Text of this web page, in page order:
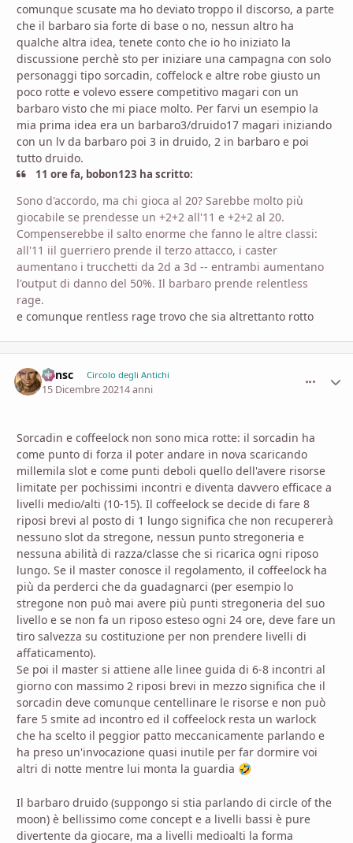
comunque scusate ma ho deviato troppo il discorso, a parte
che il barbaro sia forte di base o no, nessun altro ha
qualche altra idea, tenete conto che io ho iniziato la
discussione perchè sto per iniziare una campagna con solo
personaggi tipo sorcadin, coffelock e altre robe giusto un
poco rotte e volevo essere competitivo magari con un
barbaro visto che mi piace molto. Per farvi un esempio la
mia prima idea era un barbaro3/druido17 magari iniziando
con un lv da barbaro poi 3 in druido, 2 in barbaro e poi
tutto druido.
11 ore fa, bobon123 ha scritto:
Sono d'accordo, ma chi gioca al 20? Sarebbe molto più
giocabile se prendesse un +2+2 all'11 e +2+2 al 20.
Compenserebbe il salto enorme che fanno le altre classi:
all'11 iil guerriero prende il terzo attacco, i caster
aumentano i trucchetti da 2d a 3d -- entrambi aumentano
l'output di danno del 50%. Il barbaro prende relentless
rage.
e comunque rentless rage trovo che sia altrettanto rotto
Minsc Circolo degli Antichi
15 Dicembre 20214 anni
Sorcadin e coffeelock non sono mica rotte: il sorcadin ha
come punto di forza il poter andare in nova scaricando
millemila slot e come punti deboli quello dell'avere risorse
limitate per pochissimi incontri e diventa davvero efficace a
livelli medio/alti (10-15). Il coffeelock se decide di fare 8
riposi brevi al posto di 1 lungo significa che non recupererà
nessuno slot da stregone, nessun punto stregoneria e
nessuna abilità di razza/classe che si ricarica ogni riposo
lungo. Se il master conosce il regolamento, il coffeelock ha
più da perderci che da guadagnarci (per esempio lo
stregone non può mai avere più punti stregoneria del suo
livello e se non fa un riposo esteso ogni 24 ore, deve fare un
tiro salvezza su costituzione per non prendere livelli di
affaticamento).
Se poi il master si attiene alle linee guida di 6-8 incontri al
giorno con massimo 2 riposi brevi in mezzo significa che il
sorcadin deve comunque centellinare le risorse e non può
fare 5 smite ad incontro ed il coffeelock resta un warlock
che ha scelto il peggior patto meccanicamente parlando e
ha preso un'invocazione quasi inutile per far dormire voi
altri di notte mentre lui monta la guardia 🤣
Il barbaro druido (suppongo si stia parlando di circle of the
moon) è bellissimo come concept e a livelli bassi è pure
divertente da giocare, ma a livelli medioalti la forma